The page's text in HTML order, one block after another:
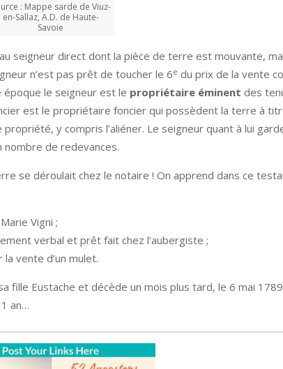
: Mappe sarde de Viuz-
en-Sallaz, A.D. de Haute-
Savoie
seigneur direct dont la pièce de terre est mouvante,
n’est pas prêt de toucher le 6e du prix de la vente
époque le seigneur est le propriétaire éminent des
est le propriétaire foncier qui possèdent la terre à
y compris l’aliéner. Le seigneur quant à lui
de redevances.
se déroulait chez le notaire ! On apprend dans ce
Vigni ;
verbal et prêt fait chez l’aubergiste ;
vente d’un mulet.
fille Eustache et décède un mois plus tard, le 6 mai
an…